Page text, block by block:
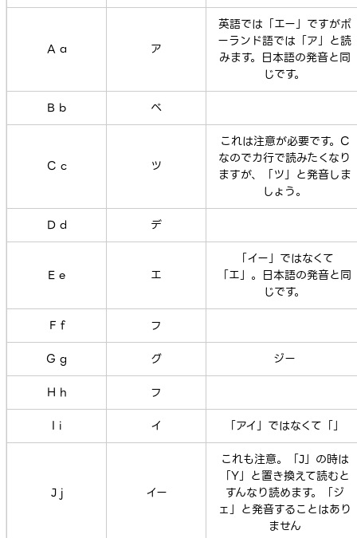
A a ア
英語では「エー」ですがポ
ーランド語では「ア」と読
みます。日本語の発音と同
じです。
B b
ベ
C c ツ
これは注意が必要です。C
なのでカ行で読みたくなり
ますが、「ツ」と発音しま
しょう。
D d
デ
E e エ
「イー」ではなくて
「エ」。日本語の発音と同
じです。
F f
フ
G g
グ
ジー
H h
フ
I i
イ 「アイ」ではなくて「」
J j イー
これも注意。「J」の時は
「Y」と置き換えて読むと
すんなり読めます。「ジ
ェ」と発音することはあり
ません